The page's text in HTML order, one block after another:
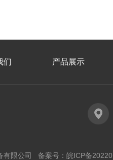
们 产品展示
有限公司 备案号： 皖ICP备